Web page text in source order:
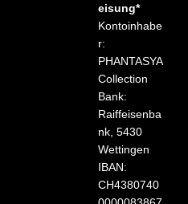
eisung*
Kontoinhabe
r:
PHANTASYA
Collection
Bank:
Raiffeisenba
nk, 5430
Wettingen
IBAN:
CH4380740